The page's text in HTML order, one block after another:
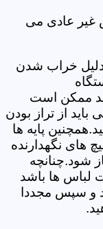
غیر عادی می
خراب شدن
ممکن است
از تراز بودن
پایه ها
های نگهدارنده
شود.چنانچه
لباس ها باشد
و سپس مجددا